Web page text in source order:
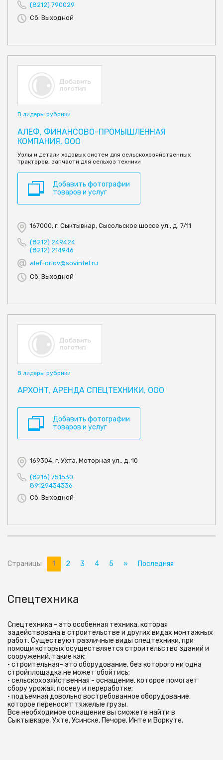
(8212) 790029
Сб: Выходной
В лидеры рубрики
АЛЕФ, ФИНАНСОВО-ПРОМЫШЛЕННАЯ
КОМПАНИЯ, ООО
Узлы и детали ходовых систем для сельскохозяйственных
тракторов, запчасти для сельхоз техники
Добавить фотографии
товаров и услуг
167000, г. Сыктывкар, Сысольское шоссе ул., д. 7/11
(8212) 249424
(8212) 214946
alef-orlov@sovintel.ru
Сб: Выходной
В лидеры рубрики
АРХОНТ, АРЕНДА СПЕЦТЕХНИКИ, ООО
Добавить фотографии
товаров и услуг
169304, г. Ухта, Моторная ул., д. 10
(8216) 751530
89129434336
Сб: Выходной
Страницы 1 2 3 4 5 » Последняя
Спецтехника
Спецтехника - это особенная техника, которая
задействована в строительстве и других видах монтажных
работ. Существуют различные виды спецтехники, при
помощи которых осуществляется строительство зданий и
сооружений, такие как:
• строительная– это оборудование, без которого ни одна
стройплощадка не может обойтись;
• сельскохозяйственная - оснащение, которое помогает
сбору урожая, посеву и переработке;
• подъемная довольно востребованное оборудование,
которое переносит тяжелые грузы.
Все необходимое оснащение вы сможете найти в
Сыктывкаре, Ухте, Усинске, Печоре, Инте и Воркуте.